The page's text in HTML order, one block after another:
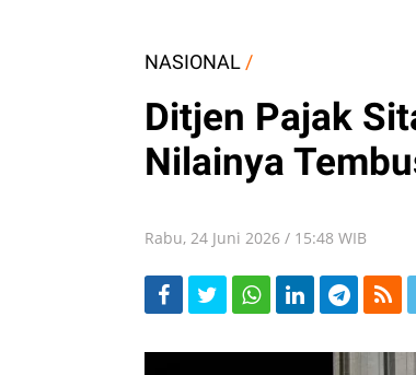
NASIONAL /
Ditjen Pajak
Nilainya
Rabu, 24 Juni 2026 / 15:48 WIB